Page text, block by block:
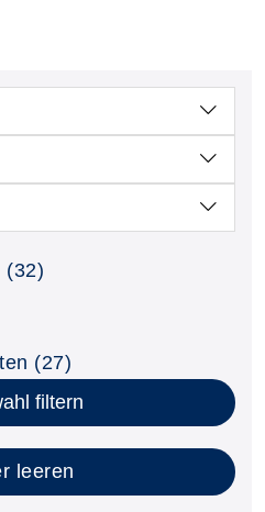
(32)
(27)
filtern
leeren